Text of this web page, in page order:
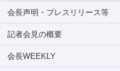
会長声明・プレスリリース等
記者会見の概要
会長WEEKLY